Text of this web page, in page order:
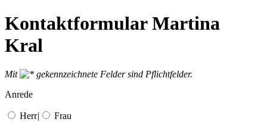
Kontaktformular Martina
Kral
Mit
gekennzeichnete Felder sind Pflichtfelder.
Anrede
Herr| Frau